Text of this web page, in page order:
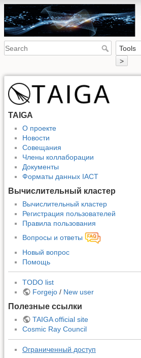
>
TAIGA
О проекте
Новости
Совещания
Члены коллаборации
Документы
Форматы данных IACT
Вычислительный кластер
Вычислительный кластер
Регистрация пользователей
Правила пользования
Вопросы и ответы
Новый вопрос
Помощь
TODO list
Forgejo/ New user
Полезные ссылки
TAIGA official site
Cosmic Ray Council
Ограниченный доступ